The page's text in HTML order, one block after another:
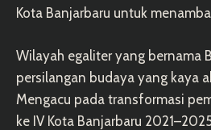
Kota Banjarbaru untuk
Wilayah egaliter yang bernama
persilangan budaya yang kaya
Mengacu pada transformasi
ke IV Kota Banjarbaru